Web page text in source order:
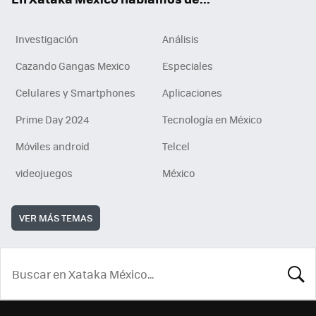
Investigación
Análisis
Cazando Gangas Mexico
Especiales
Celulares y Smartphones
Aplicaciones
Prime Day 2024
Tecnología en México
Móviles android
Telcel
videojuegos
México
VER MÁS TEMAS